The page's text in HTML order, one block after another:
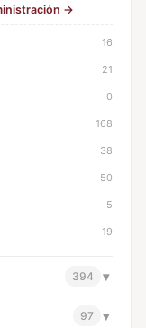
→
16
21
0
168
38
50
5
19
394 ▾
97 ▾